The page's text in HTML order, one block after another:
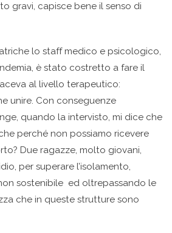
gravi, capisce bene il senso di
lo staff medico e psicologico,
è stato costretto a fare il
al livello terapeutico:
unire. Con conseguenze
quando la intervisto, mi dice che
perché non possiamo ricevere
Due ragazze, molto giovani,
per superare l’isolamento,
sostenibile ed oltrepassando le
che in queste strutture sono